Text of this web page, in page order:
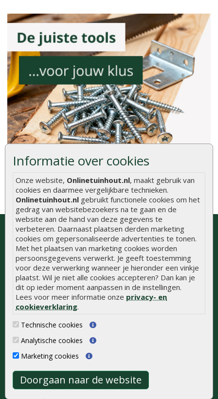
Informatie over cookies
Onze website, Onlinetuinhout.nl, maakt gebruik van
cookies en daarmee vergelijkbare technieken.
Onlinetuinhout.nl gebruikt functionele cookies om het
gedrag van websitebezoekers na te gaan en de
website aan de hand van deze gegevens te
verbeteren. Daarnaast plaatsen derden marketing
cookies om gepersonaliseerde advertenties te tonen.
Met het plaatsen van marketing cookies worden
persoonsgegevens verwerkt. Je geeft toestemming
voor deze verwerking wanneer je hieronder een vinkje
plaatst. Wil je niet alle cookies accepteren? Dan kan je
dit op ieder moment aanpassen in de instellingen.
Lees voor meer informatie onze privacy- en
cookieverklaring.
Technische cookies
Analytische cookies
Marketing cookies
Doorgaan naar de website
Bezoek onze showroom of neem
contact op voor gratis advies
Onlinetuinhout.nl
Kaapstanderweg 41
8243 RB Lelystad
0320 - 258 604
info@onlinetuinhout.nl
Routebeschrijving
Openingstijden
Dinsdag
08:00 - 17:00
Woensdag
08:00 - 17:00